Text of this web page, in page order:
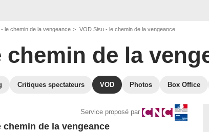
- le chemin de la vengeance VOD Sisu - le chemin de la vengeance
chemin de la
Critiques spectateurs VOD Photos Box Office
Service proposé par
chemin de la vengeance